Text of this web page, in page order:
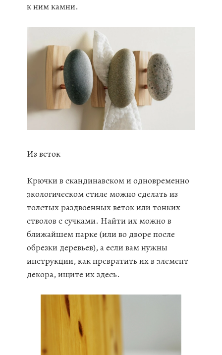
к ним камни.
Из веток
Крючки в скандинавском и одновременно
экологическом стиле можно сделать из
толстых раздвоенных веток или тонких
стволов с сучками. Найти их можно в
ближайшем парке (или во дворе после
обрезки деревьев), а если вам нужны
инструкции, как превратить их в элемент
декора, ищите их здесь.